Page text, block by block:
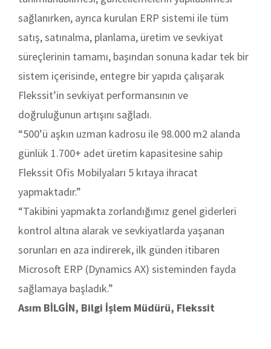
sağlanırken, ayrıca kurulan ERP sistemi ile tüm
satış, satınalma, planlama, üretim ve sevkiyat
süreçlerinin tamamı, başından sonuna kadar tek bir
sistem içerisinde, entegre bir yapıda çalışarak
Flekssit’in sevkiyat performansının ve
doğruluğunun artışını sağladı.
“500’ü aşkın uzman kadrosu ile 98.000 m2 alanda
günlük 1.700+ adet üretim kapasitesine sahip
Flekssit Ofis Mobilyaları 5 kıtaya ihracat
yapmaktadır.”
“Takibini yapmakta zorlandığımız genel giderleri
kontrol altına alarak ve sevkiyatlarda yaşanan
sorunları en aza indirerek, ilk günden itibaren
Microsoft ERP (Dynamics AX) sisteminden fayda
sağlamaya başladık.”
Asım BİLGİN, Bilgi İşlem Müdürü, Flekssit